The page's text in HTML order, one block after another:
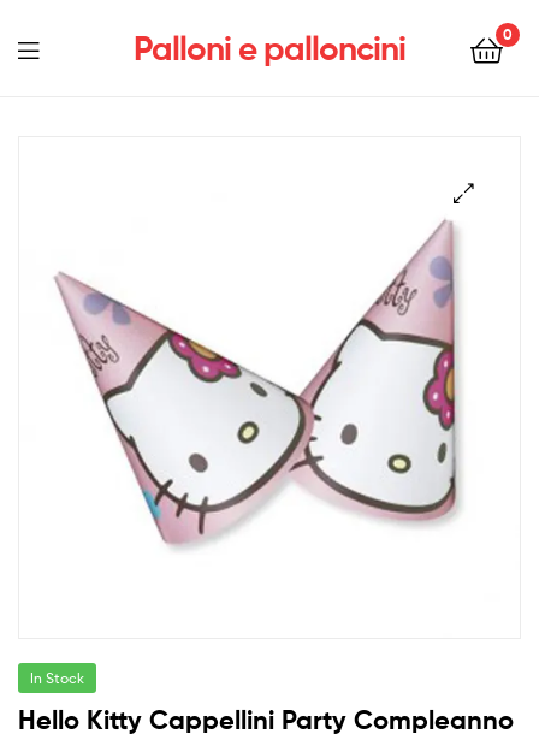
Palloni e palloncini 0
Menu
In Stock
Hello Kitty Cappellini Party Compleanno